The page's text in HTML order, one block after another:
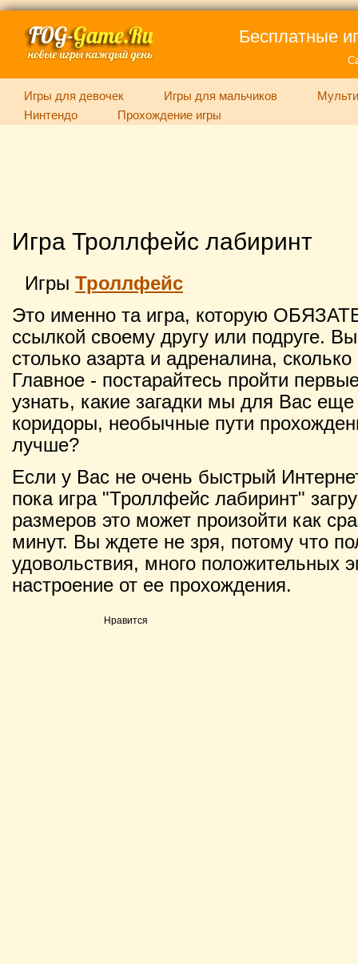
Бесплатные
Игры для девочек Игры для мальчиков
Нинтендо
Прохождение игры
Игра Троллфейс лабиринт
Игры Троллфейс
Это именно та игра, которую
ссылкой своему другу или подруге.
столько азарта и адреналина,
Главное - постарайтесь пройти
узнать, какие загадки мы для Вас
коридоры, необычные пути
лучше?
Если у Вас не очень быстрый
пока игра "Троллфейс лабиринт"
размеров это может произойти как
минут. Вы ждете не зря, потому что
удовольствия, много положительных
настроение от ее прохождения.
Нравится